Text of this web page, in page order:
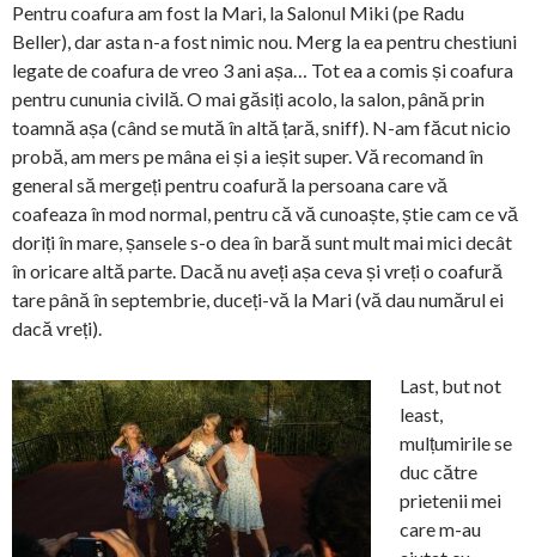
Pentru coafura am fost la Mari, la Salonul Miki (pe Radu
Beller), dar asta n-a fost nimic nou. Merg la ea pentru chestiuni
legate de coafura de vreo 3 ani așa… Tot ea a comis și coafura
pentru cununia civilă. O mai găsiți acolo, la salon, până prin
toamnă așa (când se mută în altă țară, sniff). N-am făcut nicio
probă, am mers pe mâna ei și a ieșit super. Vă recomand în
general să mergeți pentru coafură la persoana care vă
coafeaza în mod normal, pentru că vă cunoaște, știe cam ce vă
doriți în mare, șansele s-o dea în bară sunt mult mai mici decât
în oricare altă parte. Dacă nu aveți așa ceva și vreți o coafură
tare până în septembrie, duceți-vă la Mari (vă dau numărul ei
dacă vreți).
Last, but not
least,
mulțumirile se
duc către
prietenii mei
care m-au